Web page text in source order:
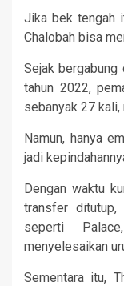
Jika bek tengah
Chalobah bisa
Sejak
tahun 2022,
sebanyak 27
Namun, hanya
jadi
Dengan waktu
transfer
seperti
menyelesaikan
Sementara itu,